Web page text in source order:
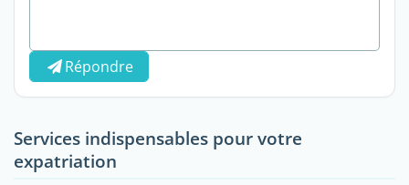
Répondre
Services indispensables pour votre
expatriation